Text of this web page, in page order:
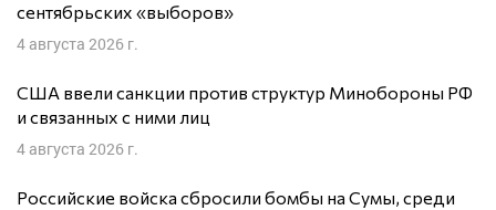
сентябрьских «выборов»
4 августа 2026 г.
США ввели санкции против структур Минобороны РФ
и связанных с ними лиц
4 августа 2026 г.
Российские войска сбросили бомбы на Сумы, среди